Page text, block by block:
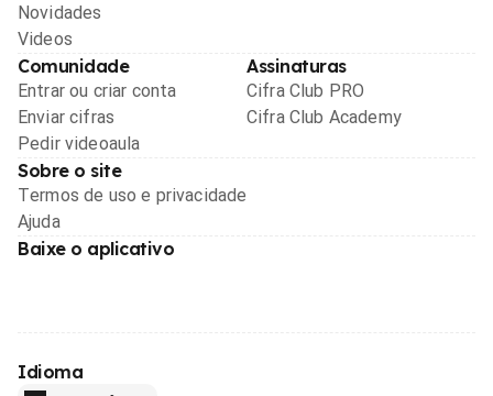
Novidades
Videos
Comunidade
Entrar ou criar conta
Enviar cifras
Pedir videoaula
Assinaturas
Cifra Club PRO
Cifra Club Academy
Sobre o site
Termos de uso e privacidade
Ajuda
Baixe o aplicativo
Idioma